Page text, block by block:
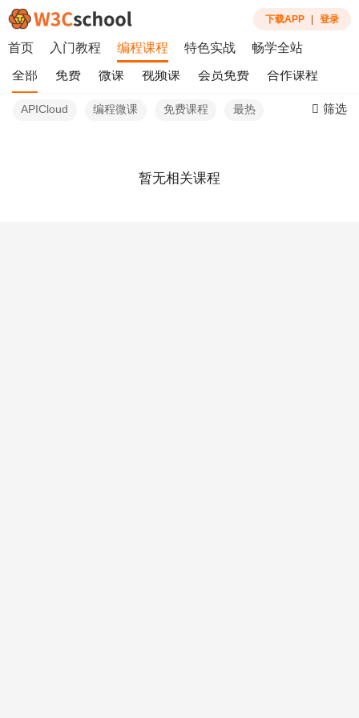
下载APP 登录
首页 入门教程 编程课程 特色实战 畅学全站
全部 免费 微课 视频课 会员免费 合作课程
APICloud 编程微课 免费课程 最热 筛选
暂无相关课程